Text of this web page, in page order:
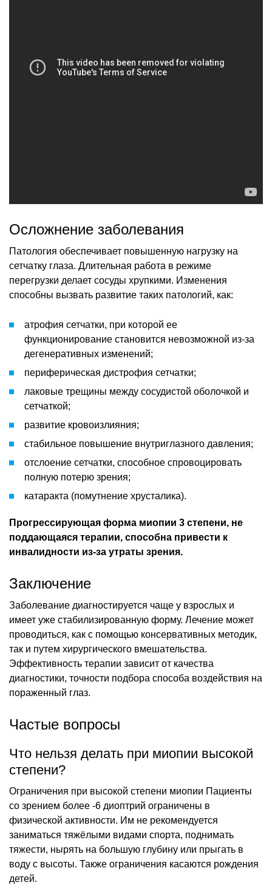
Осложнение заболевания
Патология обеспечивает повышенную нагрузку на
сетчатку глаза. Длительная работа в режиме
перегрузки делает сосуды хрупкими. Изменения
способны вызвать развитие таких патологий, как:
атрофия сетчатки, при которой ее
функционирование становится невозможной из-за
дегенеративных изменений;
периферическая дистрофия сетчатки;
лаковые трещины между сосудистой оболочкой и
сетчаткой;
развитие кровоизлияния;
стабильное повышение внутриглазного давления;
отслоение сетчатки, способное спровоцировать
полную потерю зрения;
катаракта (помутнение хрусталика).
Прогрессирующая форма миопии 3 степени, не
поддающаяся терапии, способна привести к
инвалидности из-за утраты зрения.
Заключение
Заболевание диагностируется чаще у взрослых и
имеет уже стабилизированную форму. Лечение может
проводиться, как с помощью консервативных методик,
так и путем хирургического вмешательства.
Эффективность терапии зависит от качества
диагностики, точности подбора способа воздействия на
пораженный глаз.
Частые вопросы
Что нельзя делать при миопии высокой
степени?
Ограничения при высокой степени миопии Пациенты
со зрением более -6 диоптрий ограничены в
физической активности. Им не рекомендуется
заниматься тяжёлыми видами спорта, поднимать
тяжести, нырять на большую глубину или прыгать в
воду с высоты. Также ограничения касаются рождения
детей.